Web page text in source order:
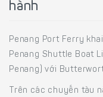
hành
Penang Port Ferry
Penang Shuttle Boat
Penang) với
Trên các chuyến tàu